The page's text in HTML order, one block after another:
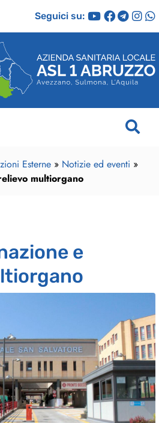
Seguici su:
Esterne » Notizie ed eventi »
multiorgano
e